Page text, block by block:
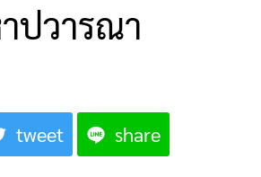
ปวารณา
tweet share